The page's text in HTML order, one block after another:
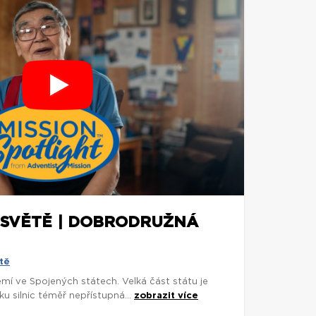
| DOBRODRUŽNÁ
ve Spojených státech. Velká část státu je
silnic téměř nepřístupná... zobrazit více